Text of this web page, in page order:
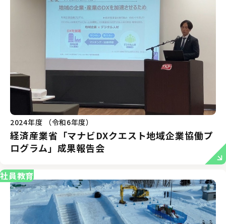
2024年度 （令和6年度）
経済産業省「マナビDXクエスト地域企業協働プ
ログラム」成果報告会
社員教育